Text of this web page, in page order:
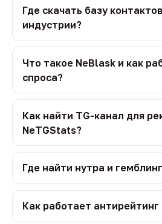
Где скачать базу
индустрии?
Что такое NeBlask и как
спроса?
Как найти TG-канал для
NeTGStats?
Где найти нутра и
Как работает антирейтинг